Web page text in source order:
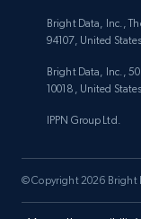
URL, Product
and more.
1.3K+
Bright Data, Inc.,
94107, United
Bright Data, Inc.,
10018, United
IPPN Group Ltd.
© Copyright 2026 Bright